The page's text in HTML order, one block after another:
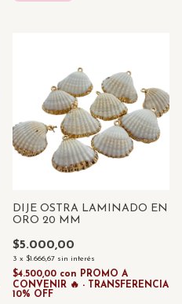
DIJE OSTRA LAMINADO EN
ORO 20 MM
$5.000,00
3 x $1.666,67 sin interés
$4.500,00 con PROMO A
CONVENIR 🔥 - TRANSFERENCIA
10% OFF